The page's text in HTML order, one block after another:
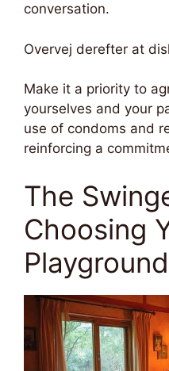
conversation.
Overvej derefter at
Make it a priority to
yourselves and your
use of condoms and
reinforcing a
The
Choosing
Playground